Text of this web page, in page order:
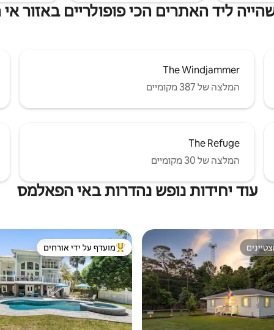
ליד האתרים הכי פופולריים באזור
The Windjammer
המלצה של 387 מקומיים
The Refuge
המלצה של 30 מקומיים
עוד יחידות נופש נהדרות באי הפאלמס
מוביל בקרב נכסים מועדפים על ידי
מועדף על ידי אורחים